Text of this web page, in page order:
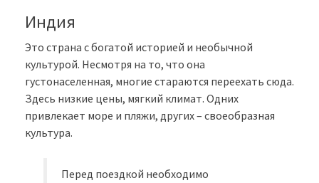
Индия
Это страна с богатой историей и необычной
культурой. Несмотря на то, что она
густонаселенная, многие стараются переехать сюда.
Здесь низкие цены, мягкий климат. Одних
привлекает море и пляжи, других – своеобразная
культура.
Перед поездкой необходимо